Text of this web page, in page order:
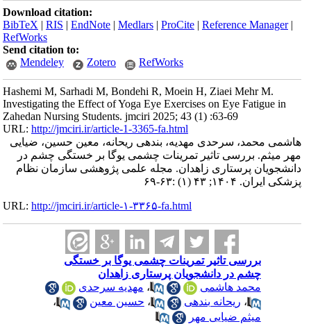
Download citation:
BibTeX |RIS |EndNote |Medlars |ProCite |Reference Manager
RefWorks
Send citation to:
Mendeley
Zotero RefWorks
Hashemi M, Sarhadi M, Bondehi R, Moein H, Ziaei Mehr M.
Investigating the Effect of Yoga Eye Exercises on Eye Fatigue in
Zahedan Nursing Students. jmciri 2025; 43 (1) :63-69
URL:http://jmciri.ir/article-1-3365-fa.html
هاشمی محمد، سرحدی مهدیه، بندهی ریحانه، معین حسین، ضیایی
مهر میثم. بررسی تاثیر تمرینات چشمی یوگا بر خستگی چشم در
دانشجویان پرستاری زاهدان. مجله علمی پژوهشی سازمان نظام
پزشکی ایران. ۱۴۰۴; ۴۳ (۱) :۶۳-۶۹
URL:http://jmciri.ir/article-۱-۳۳۶۵-fa.html
بررسی تاثیر تمرینات چشمی یوگا بر خستگی
چشم در دانشجویان پرستاری زاهدان
محمد هاشمی
،مهدیه سرحدی
،ریحانه بندهی ،حسین معین
،
میثم ضیایی مهر